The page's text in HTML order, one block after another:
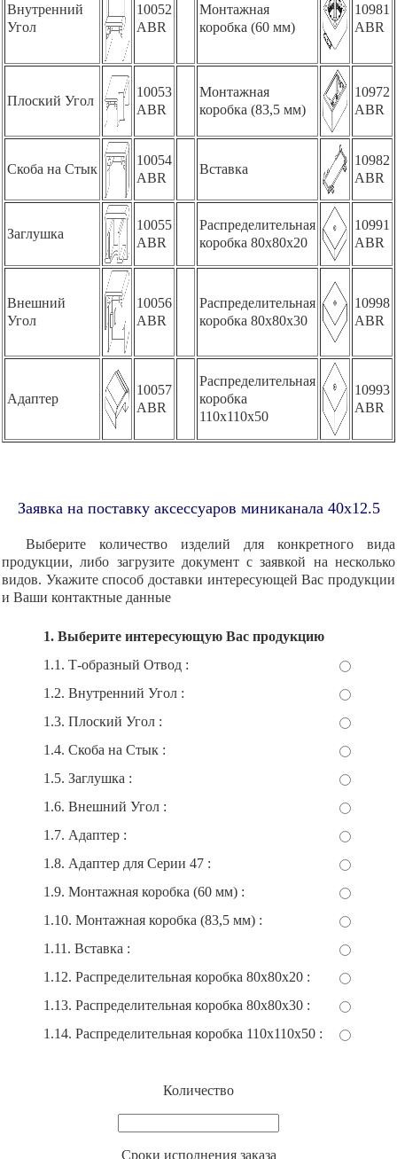
Внутренний
Угол
10052
ABR
Монтажная
коробка (60 мм)
10981
ABR
Плоский Угол
10053
ABR
Монтажная
коробка (83,5 мм)
10972
ABR
Скоба на Стык
10054
ABR
Вставка
10982
ABR
Заглушка
10055
ABR
Распределительная
коробка 80x80x20
10991
ABR
Внешний
Угол
10056
ABR
Распределительная
коробка 80x80x30
10998
ABR
Адаптер
10057
ABR
Распределительная
коробка
110x110x50
10993
ABR
Заявка на поставку аксессуаров миниканала 40x12.5
Выберите количество изделий для конкретного вида
продукции, либо загрузите документ с заявкой на несколько
видов. Укажите способ доставки интересующей Вас продукции
и Ваши контактные данные
1. Выберите интересующую Вас продукцию
1.1. Т-образный Отвод :
1.2. Внутренний Угол :
1.3. Плоский Угол :
1.4. Скоба на Стык :
1.5. Заглушка :
1.6. Внешний Угол :
1.7. Адаптер :
1.8. Адаптер для Серии 47 :
1.9. Монтажная коробка (60 мм) :
1.10. Монтажная коробка (83,5 мм) :
1.11. Вставка :
1.12. Распределительная коробка 80x80x20 :
1.13. Распределительная коробка 80x80x30 :
1.14. Распределительная коробка 110x110x50 :
Количество
Cроки исполнения заказа